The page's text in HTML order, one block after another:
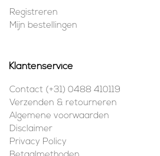
Registreren
Mijn bestellingen
Klantenservice
Contact (+31) 0488 410119
Verzenden & retourneren
Algemene voorwaarden
Disclaimer
Privacy Policy